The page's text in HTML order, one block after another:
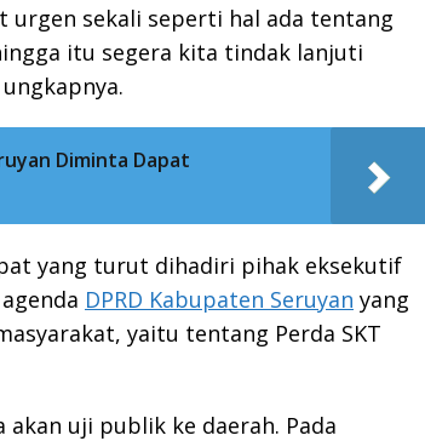
urgen sekali seperti hal ada tentang
itu segera kita tindak lanjuti
Diminta Dapat
yang turut dihadiri pihak eksekutif
DPRD Kabupaten Seruyan yang
yaitu tentang Perda SKT
akan uji publik ke daerah. Pada